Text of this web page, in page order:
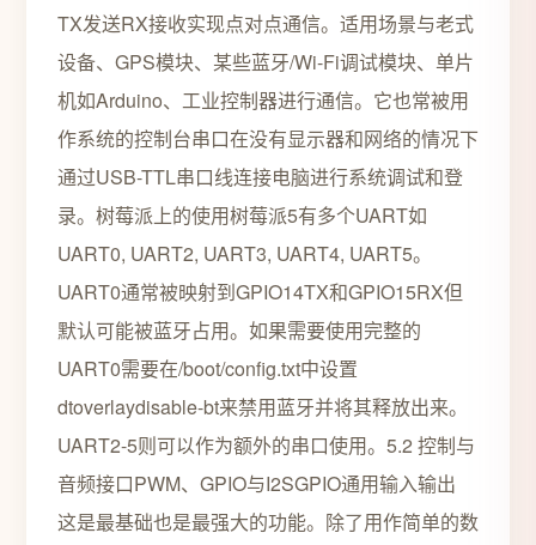
TX发送RX接收实现点对点通信。适用场景与老式
设备、GPS模块、某些蓝牙/Wi-Fi调试模块、单片
机如Arduino、工业控制器进行通信。它也常被用
作系统的控制台串口在没有显示器和网络的情况下
通过USB-TTL串口线连接电脑进行系统调试和登
录。树莓派上的使用树莓派5有多个UART如
UART0, UART2, UART3, UART4, UART5。
UART0通常被映射到GPIO14TX和GPIO15RX但
默认可能被蓝牙占用。如果需要使用完整的
UART0需要在/boot/config.txt中设置
dtoverlaydisable-bt来禁用蓝牙并将其释放出来。
UART2-5则可以作为额外的串口使用。5.2 控制与
音频接口PWM、GPIO与I2SGPIO通用输入输出
这是最基础也是最强大的功能。除了用作简单的数